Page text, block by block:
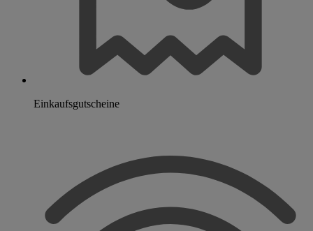
Einkaufsgutscheine